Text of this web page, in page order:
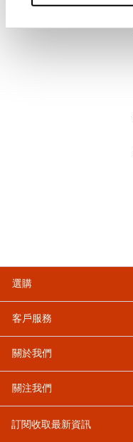
選購
客戶服務
關於我們
關注我們
訂閱收取最新資訊